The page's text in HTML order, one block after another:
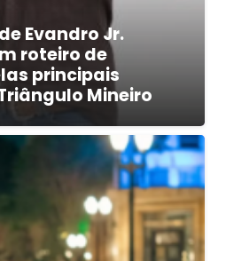
Evandro Jr.
roteiro de
principais
Mineiro